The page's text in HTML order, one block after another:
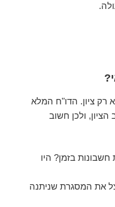
רק ציון. הדו"ח המלא
ולכן חשוב
בזמן? היו
את המסגרת שניתנה